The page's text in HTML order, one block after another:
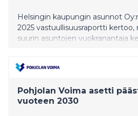
Helsingin kaupungin asunnot
2025 vastuullisuusraportti
suurin asuntojen vuokranantaja
on laadittu ensimmäistä kertaa
mukaillen.
Pohjolan Voima asetti
vuoteen 2030